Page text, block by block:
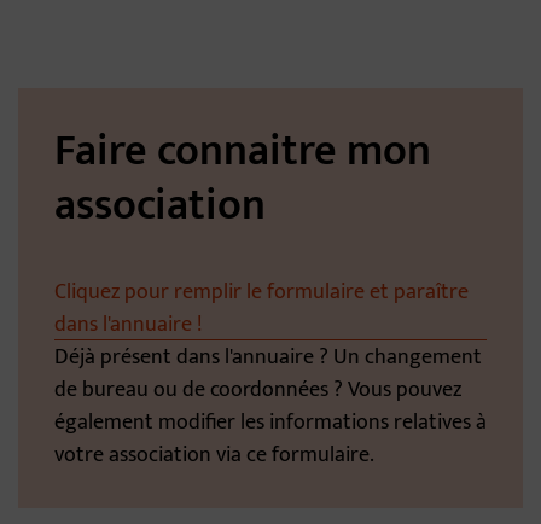
Faire connaitre mon
association
Cliquez pour remplir le formulaire et paraître
dans l'annuaire !
Déjà présent dans l'annuaire ? Un changement
de bureau ou de coordonnées ? Vous pouvez
également modifier les informations relatives à
votre association via ce formulaire.